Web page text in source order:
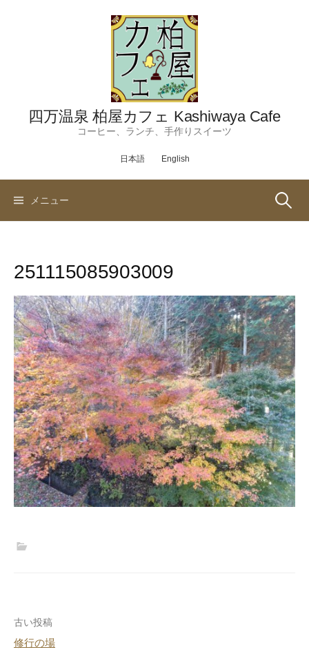
四万温泉 柏屋カフェ Kashiwaya Cafe
コーヒー、ランチ、手作りスイーツ
日本語 English
メニュー 検
251115085903009
投
稿
古い投稿
修行の場